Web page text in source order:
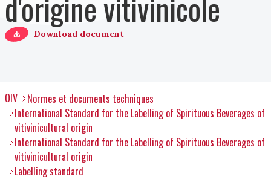
Download document
OIV
Normes et documents techniques
International Standard for the Labelling of Spirituous Beverages of
vitivinicultural origin
International Standard for the Labelling of Spirituous Beverages of
vitivinicultural origin
Labelling standard